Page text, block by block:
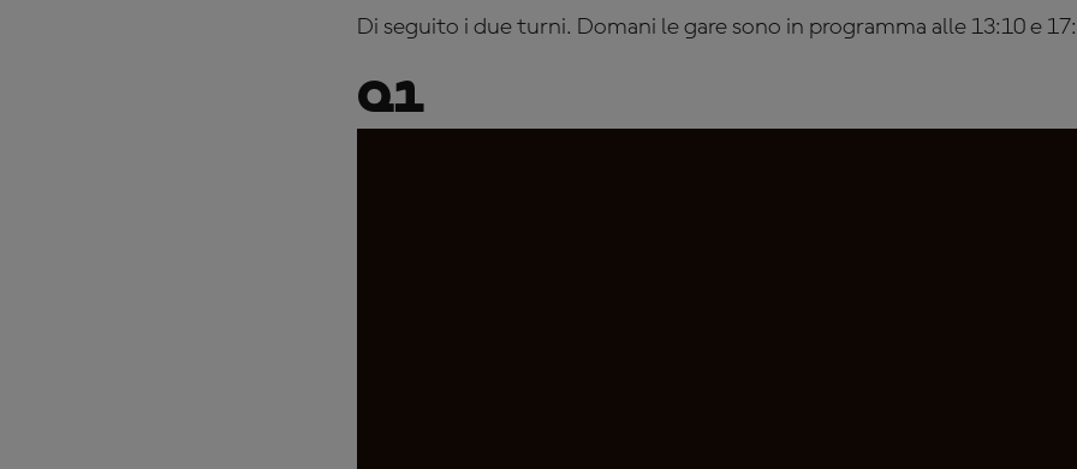
Di seguito i due turni. Domani le gare sono in programma alle 13:10 e
Q1